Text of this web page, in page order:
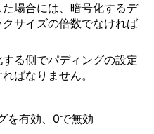
場合には、暗号化するデ
サイズの倍数でなければ
る側でパディングの設定
ばなりません。
を有効、0で無効